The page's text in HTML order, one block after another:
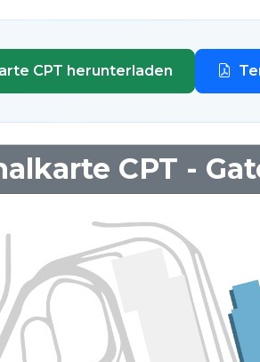
CPT herunterladen
CPT -